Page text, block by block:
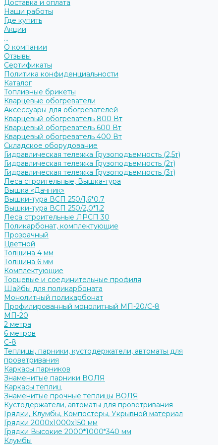
Доставка и оплата
Наши работы
Где купить
Акции
...
О компании
Отзывы
Сертификаты
Политика конфиденциальности
Каталог
Топливные брикеты
Кварцевые обогреватели
Аксессуары для обогревателей
Кварцевый обогреватель 800 Вт
Кварцевый обогреватель 600 Вт
Кварцевый обогреватель 400 Вт
Складское оборудование
Гидравлическая тележка Грузоподъемность (2,5т)
Гидравлическая тележка Грузоподъемность (2т)
Гидравлическая тележка Грузоподъемность (3т)
Леса строительные, Вышка-тура
Вышка «Дачник»
Вышки-тура ВСП 250/1,6*0.7
Вышки-тура ВСП 250/2,0*1.2
Леса строительные ЛРСП 30
Поликарбонат, комплектующие
Прозрачный
Цветной
Толщина 4 мм
Толщина 6 мм
Комплектующие
Торцевые и соединительные профиля
Шайбы для поликарбоната
Монолитный поликарбонат
Профилированный монолитный МП-20/С-8
МП-20
2 метра
6 метров
С-8
Теплицы, парники, кустодержатели, автоматы для
проветривания
Каркасы парников
Знаменитые парники ВОЛЯ
Каркасы теплиц
Знаменитые прочные теплицы ВОЛЯ
Кустодержатели, автоматы для проветривания
Грядки, Клумбы, Компостеры, Укрывной материал
Грядки 2000х1000х150 мм
Грядки Высокие 2000*1000*340 мм
Клумбы